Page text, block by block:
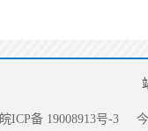
皖ICP备 19008913号-3